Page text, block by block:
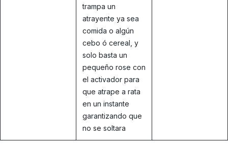
trampa un
atrayente ya sea
comida o algún
cebo ó cereal, y
solo basta un
pequeño rose con
el activador para
que atrape a rata
en un instante
garantizando que
no se soltara